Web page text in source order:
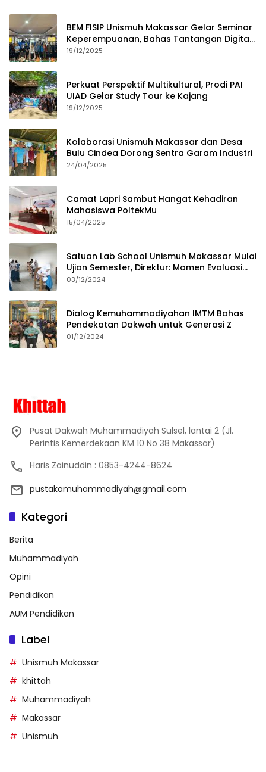
BEM FISIP Unismuh Makassar Gelar Seminar
Keperempuanan, Bahas Tantangan Digital
dan Budaya Lokal
19/12/2025
Perkuat Perspektif Multikultural, Prodi PAI
UIAD Gelar Study Tour ke Kajang
19/12/2025
Kolaborasi Unismuh Makassar dan Desa
Bulu Cindea Dorong Sentra Garam Industri
24/04/2025
Camat Lapri Sambut Hangat Kehadiran
Mahasiswa PoltekMu
15/04/2025
Satuan Lab School Unismuh Makassar Mulai
Ujian Semester, Direktur: Momen Evaluasi
Proses Pembelajaran
03/12/2024
Dialog Kemuhammadiyahan IMTM Bahas
Pendekatan Dakwah untuk Generasi Z
01/12/2024
Pusat Dakwah Muhammadiyah Sulsel, lantai 2 (Jl.
Perintis Kemerdekaan KM 10 No 38 Makassar)
Haris Zainuddin : 0853-4244-8624
pustakamuhammadiyah@gmail.com
Kategori
Berita
Muhammadiyah
Opini
Pendidikan
AUM Pendidikan
Label
Unismuh Makassar
khittah
Muhammadiyah
Makassar
Unismuh